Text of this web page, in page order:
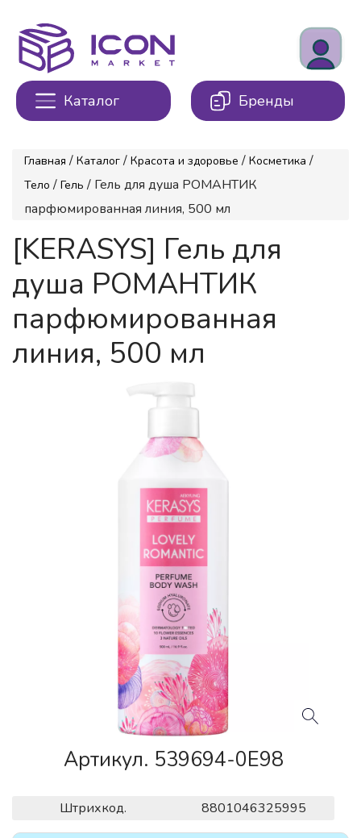
Каталог Бренды
Главная / Каталог / Красота и здоровье / Косметика /
Тело / Гель / Гель для душа РОМАНТИК
парфюмированная линия, 500 мл
[KERASYS] Гель для
душа РОМАНТИК
парфюмированная
линия, 500 мл
Артикул. 539694-0E98
Штрихкод. 8801046325995